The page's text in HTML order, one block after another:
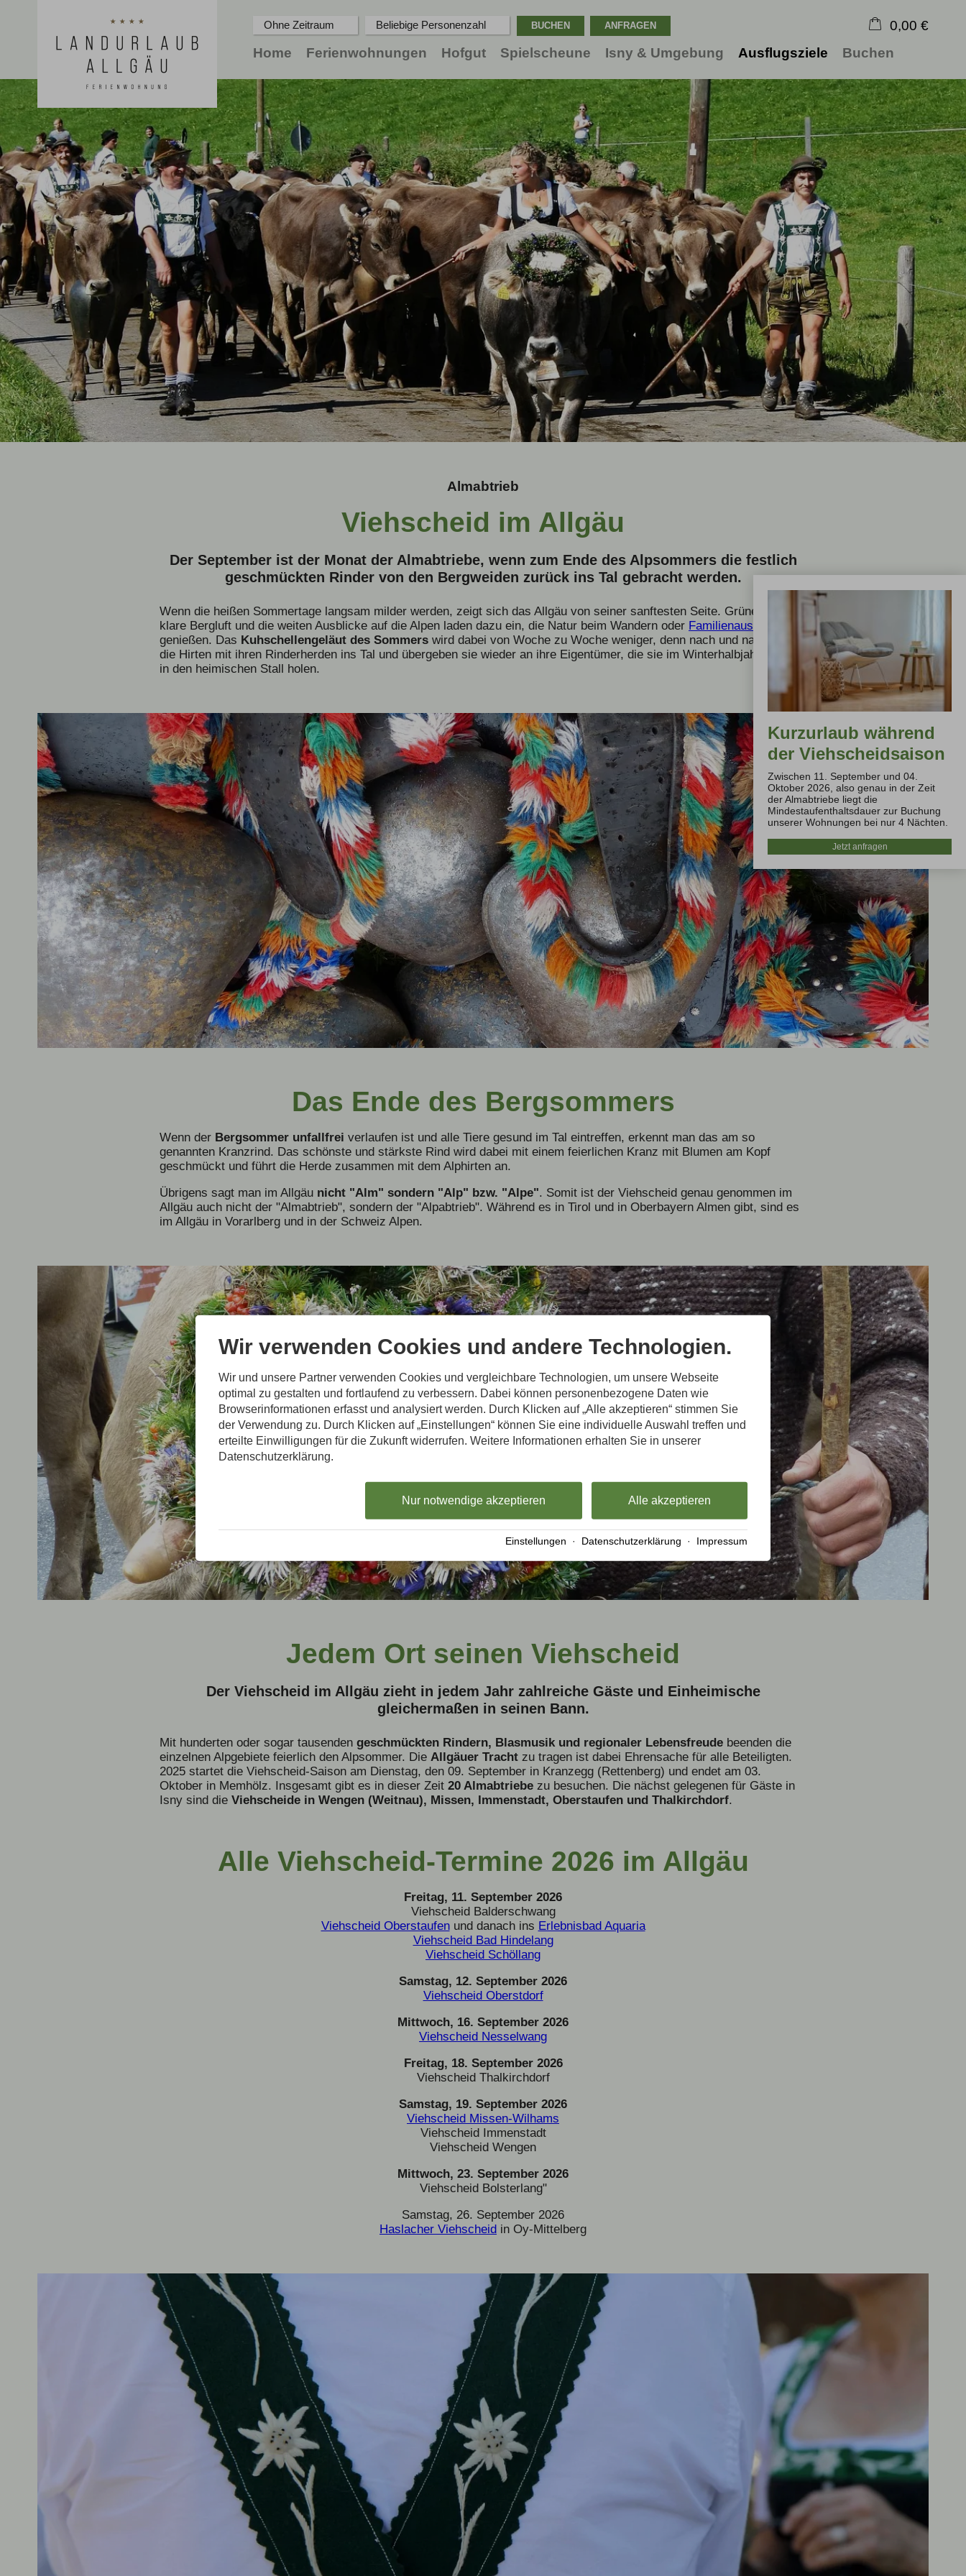
Ohne Zeitraum Beliebige Personenzahl
Home Ferienwohnungen Hofgut Spielscheune Isny & Umgebung Ausflugsziele Buchen
0,00 €
Warenkorb ist leer
Almabtrieb
Viehscheid im Allgäu
Der September ist der Monat der Almabtriebe, wenn zum Ende des Alpsommers die festlich
geschmückten Rinder von den Bergweiden zurück ins Tal gebracht werden.
Wenn die heißen Sommertage langsam milder werden, zeigt sich das Allgäu von seiner sanftesten Seite. Grüne Wiesen,
klare Bergluft und die weiten Ausblicke auf die Alpen laden dazu ein, die Natur beim Wandern oder Familienausflügen
genießen. Das Kuhschellengeläut des Sommers wird dabei von Woche zu Woche weniger, denn nach und nach ziehen
die Hirten mit ihren Rinderherden ins Tal und übergeben sie wieder an ihre Eigentümer, die sie im Winterhalbjahr zurück
in den heimischen Stall holen.
Das Ende des Bergsommers
Wenn der Bergsommer unfallfrei verlaufen ist und alle Tiere gesund im Tal eintreffen, erkennt man das am so
genannten Kranzrind. Das schönste und stärkste Rind wird dabei mit einem feierlichen Kranz mit Blumen am Kopf
geschmückt und führt die Herde zusammen mit dem Alphirten an.
Übrigens sagt man im Allgäu nicht "Alm" sondern "Alp" bzw. "Alpe". Somit ist der Viehscheid genau genommen im
Allgäu auch nicht der "Almabtrieb", sondern der "Alpabtrieb". Während es in Tirol und in Oberbayern Almen gibt, sind es
im Allgäu in Vorarlberg und in der Schweiz Alpen.
Jedem Ort seinen Viehscheid
Der Viehscheid im Allgäu zieht in jedem Jahr zahlreiche Gäste und Einheimische
gleichermaßen in seinen Bann.
Mit hunderten oder sogar tausenden geschmückten Rindern, Blasmusik und regionaler Lebensfreude beenden die
einzelnen Alpgebiete feierlich den Alpsommer. Die Allgäuer Tracht zu tragen ist dabei Ehrensache für alle Beteiligten.
2025 startet die Viehscheid-Saison am Dienstag, den 09. September in Kranzegg (Rettenberg) und endet am 03.
Oktober in Memhölz. Insgesamt gibt es in dieser Zeit 20 Almabtriebe zu besuchen. Die nächst gelegenen für Gäste in
Isny sind die Viehscheide in Wengen (Weitnau), Missen, Immenstadt, Oberstaufen und Thalkirchdorf.
Alle Viehscheid-Termine 2026 im Allgäu
Freitag, 11. September 2026
Viehscheid Balderschwang
Viehscheid Oberstaufenund danach ins Erlebnisbad Aquaria
Viehscheid Bad Hindelang
Viehscheid Schöllang
Samstag, 12. September 2026
Viehscheid Oberstdorf
Mittwoch, 16. September 2026
Viehscheid Nesselwang
Freitag, 18. September 2026
Viehscheid Thalkirchdorf
Samstag, 19. September 2026
Viehscheid Missen-Wilhams
Viehscheid Immenstadt
Viehscheid Wengen
Mittwoch, 23. September 2026
Viehscheid Bolsterlang"
Samstag, 26. September 2026
Haslacher Viehscheid in Oy-Mittelberg
Kurzurlaub während
der Viehscheidsaison
Zwischen 11. September und 04.
Oktober 2026, also genau in der Zeit
der Almabtriebe liegt die
Mindestaufenthaltsdauer zur Buchung
unserer Wohnungen bei nur 4 Nächten.
Jetzt anfragen
Wir verwenden Cookies und andere Technologien.
Wir und unsere Partner verwenden Cookies und vergleichbare Technologien, um unsere Webseite
optimal zu gestalten und fortlaufend zu verbessern. Dabei können personenbezogene Daten wie
Browserinformationen erfasst und analysiert werden. Durch Klicken auf „Alle akzeptieren“ stimmen Sie
der Verwendung zu. Durch Klicken auf „Einstellungen“ können Sie eine individuelle Auswahl treffen und
erteilte Einwilligungen für die Zukunft widerrufen. Weitere Informationen erhalten Sie in unserer
Datenschutzerklärung.
Alle akzeptieren
Nur notwendige akzeptieren
Einstellungen · Datenschutzerklärung · Impressum